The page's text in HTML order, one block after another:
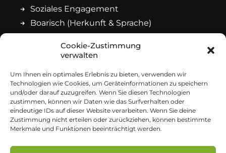
Cookie-Zustimmung
verwalten
Um Ihnen ein optimales Erlebnis zu bieten, verwenden wir
Technologien wie Cookies, um Geräteinformationen zu speichern
und/oder darauf zuzugreifen. Wenn Sie diesen Technologien
zustimmen, können wir Daten wie das Surfverhalten oder
eindeutige IDs auf dieser Website verarbeiten. Wenn Sie deine
Zustimmung nicht erteilen oder zurückziehen, können bestimmte
Merkmale und Funktionen beeinträchtigt werden.
Soziales Engagement
Boarisch (Herkunft & Sprache)
Kontakt
Impressum
Datenschutz
Cookie-Richtlinie
Allgemeine Geschäftsbedingungen